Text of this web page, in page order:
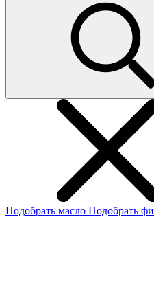
Подобрать масло Подобрать